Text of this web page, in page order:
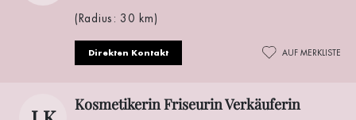
(Radius: 30 km)
Direkten Kontakt AUF MERKLISTE
Kosmetikerin Friseurin Verkäuferin